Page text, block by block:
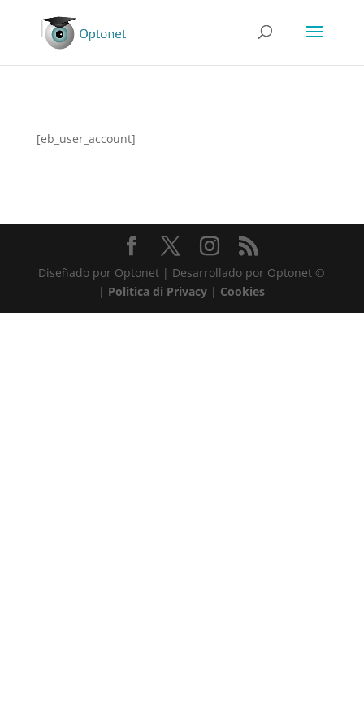
[eb_user_account]
Diseñado por Optonet | Desarrollado por Optonet ©
| Politica di Privacy | Cookies